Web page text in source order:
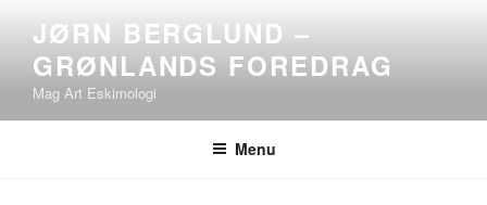
indhold
JØRN BERGLUND –
GRØNLANDS FOREDRAG
Mag Art Eskimologi
Menu